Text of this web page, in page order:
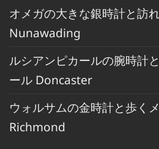
オメガの大きな銀時計と訪
Nunawading
ルシアンピカールの腕時計
ール Doncaster
ウォルサムの金時計と歩く
Richmond